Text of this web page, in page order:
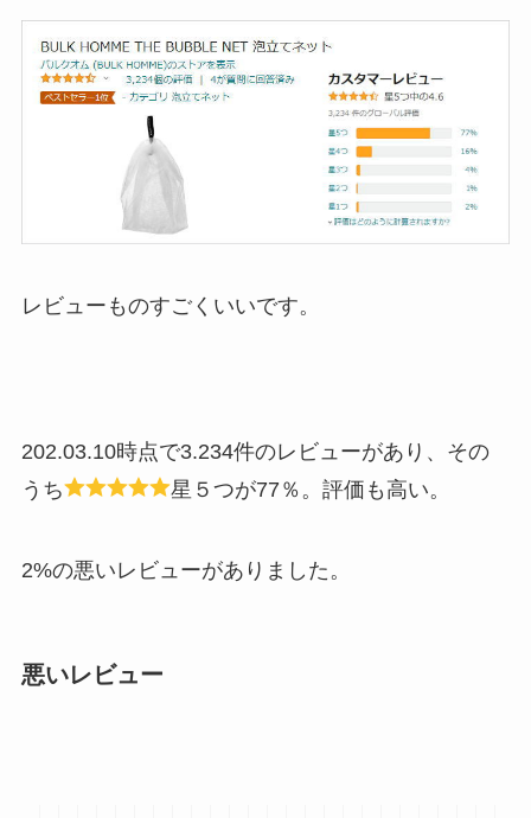
レビューものすごくいいです。
202.03.10時点で3.234件のレビューがあり、その
うち
星５つが77％。評価も高い。
2%の悪いレビューがありました。
悪いレビュー